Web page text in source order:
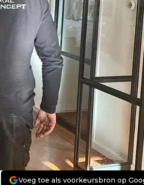
Voeg toe als voorkeursbron op